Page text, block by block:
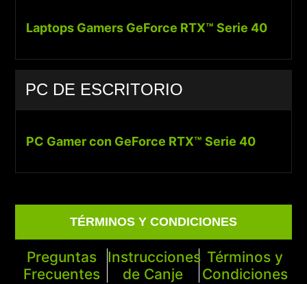
Laptops Gamers GeForce RTX™ Serie 40
PC DE ESCRITORIO
PC Gamer con GeForce RTX™ Serie 40
TÉRMINOS Y CONDICIONES
Preguntas
Frecuentes
Instrucciones
de Canje
Términos y
Condiciones